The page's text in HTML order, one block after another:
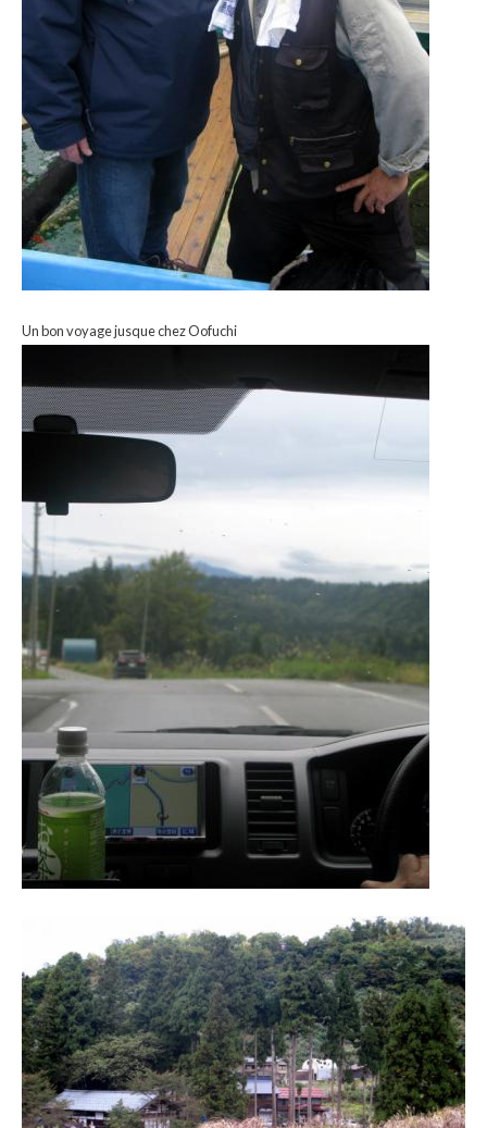
Un bon voyage jusque chez Oofuchi